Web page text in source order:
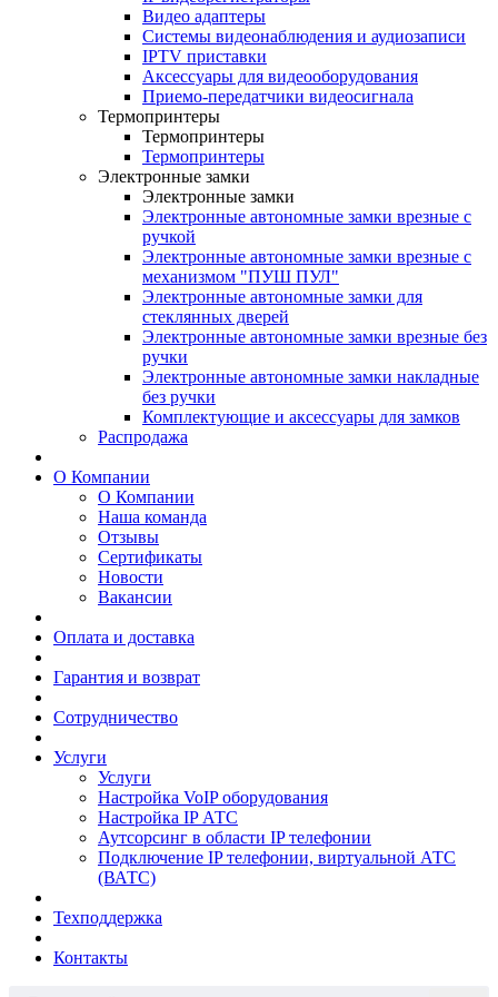
Видео адаптеры
Системы видеонаблюдения и аудиозаписи
IPTV приставки
Аксессуары для видеооборудования
Приемо-передатчики видеосигнала
Термопринтеры
Термопринтеры
Термопринтеры
Электронные замки
Электронные замки
Электронные автономные замки врезные с
ручкой
Электронные автономные замки врезные с
механизмом "ПУШ ПУЛ"
Электронные автономные замки для
стеклянных дверей
Электронные автономные замки врезные без
ручки
Электронные автономные замки накладные
без ручки
Комплектующие и аксессуары для замков
Распродажа
О Компании
О Компании
Наша команда
Отзывы
Сертификаты
Новости
Вакансии
Оплата и доставка
Гарантия и возврат
Сотрудничество
Услуги
Услуги
Настройка VoIP оборудования
Настройка IP АТС
Аутсорсинг в области IP телефонии
Подключение IP телефонии, виртуальной АТС
(ВАТС)
Техподдержка
Контакты